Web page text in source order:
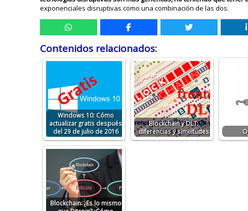
exponenciales disruptivas como una combinación de las dos.
Contenidos relacionados:
Windows 10: Cómo
actualizar gratis después
del 29 de julio de 2016
Blockchain y DLT:
diferencias y similitudes
Blockchain: ¿Es lo mismo